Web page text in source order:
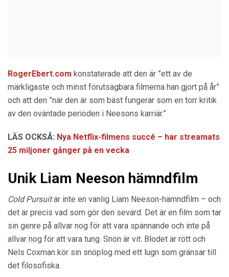
RogerEbert.com konstaterade att den är ”ett av de
märkligaste och minst förutsägbara filmerna han gjort på år”
och att den ”när den är som bäst fungerar som en torr kritik
av den oväntade perioden i Neesons karriär.”
LÄS OCKSÅ: Nya Netflix-filmens succé – har streamats
25 miljoner gånger på en vecka
Unik Liam Neeson hämndfilm
Cold Pursuitär inte en vanlig Liam Neeson-hämndfilm – och
det är precis vad som gör den sevärd. Det är en film som tar
sin genre på allvar nog för att vara spännande och inte på
allvar nog för att vara tung. Snön är vit. Blodet är rött och
Nels Coxman kör sin snöplog med ett lugn som gränsar till
det filosofiska.